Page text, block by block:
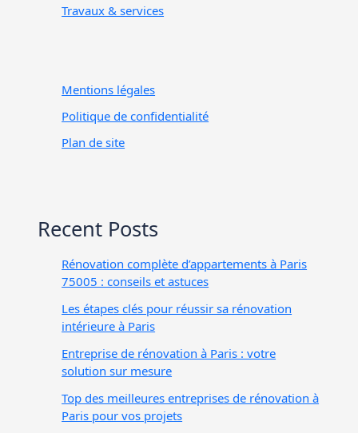
Travaux & services
Mentions légales
Politique de confidentialité
Plan de site
Recent Posts
Rénovation complète d’appartements à Paris
75005 : conseils et astuces
Les étapes clés pour réussir sa rénovation
intérieure à Paris
Entreprise de rénovation à Paris : votre
solution sur mesure
Top des meilleures entreprises de rénovation à
Paris pour vos projets